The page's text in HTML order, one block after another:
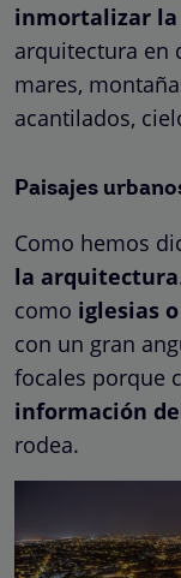
inmortalizar la
arquitectura en
mares,
acantilados,
Paisajes
Como hemos
la arquitectura
como iglesias
con un gran
focales porque
información
rodea.